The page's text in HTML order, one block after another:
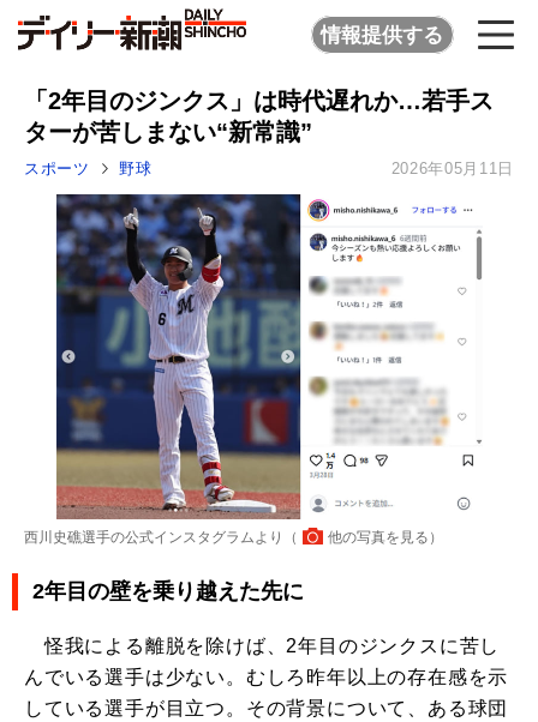
情報提供する
「2年目のジンクス」は時代遅れか…若手ス
ターが苦しまない“新常識”
スポーツ 野球 2026年05月11日
西川史礁選手の公式インスタグラムより（ 他の写真を見る ）
2年目の壁を乗り越えた先に
怪我による離脱を除けば、2年目のジンクスに苦し
んでいる選手は少ない。むしろ昨年以上の存在感を示
している選手が目立つ。その背景について、ある球団